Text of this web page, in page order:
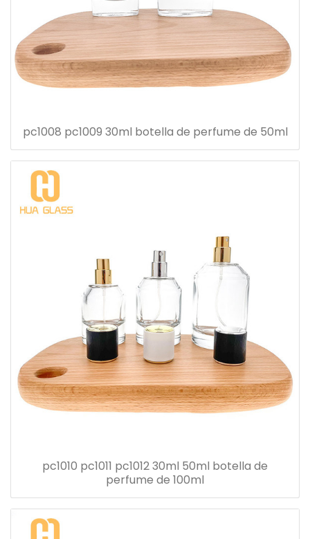
pc1008 pc1009 30ml botella de perfume de 50ml
pc1010 pc1011 pc1012 30ml 50ml botella de
perfume de 100ml